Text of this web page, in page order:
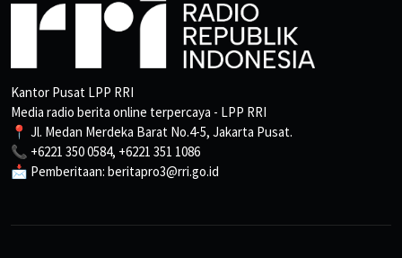
Kantor Pusat LPP RRI
Media radio berita online terpercaya - LPP RRI
📍 Jl. Medan Merdeka Barat No.4-5, Jakarta Pusat.
📞 +6221 350 0584, +6221 351 1086
📩 Pemberitaan: beritapro3@rri.go.id